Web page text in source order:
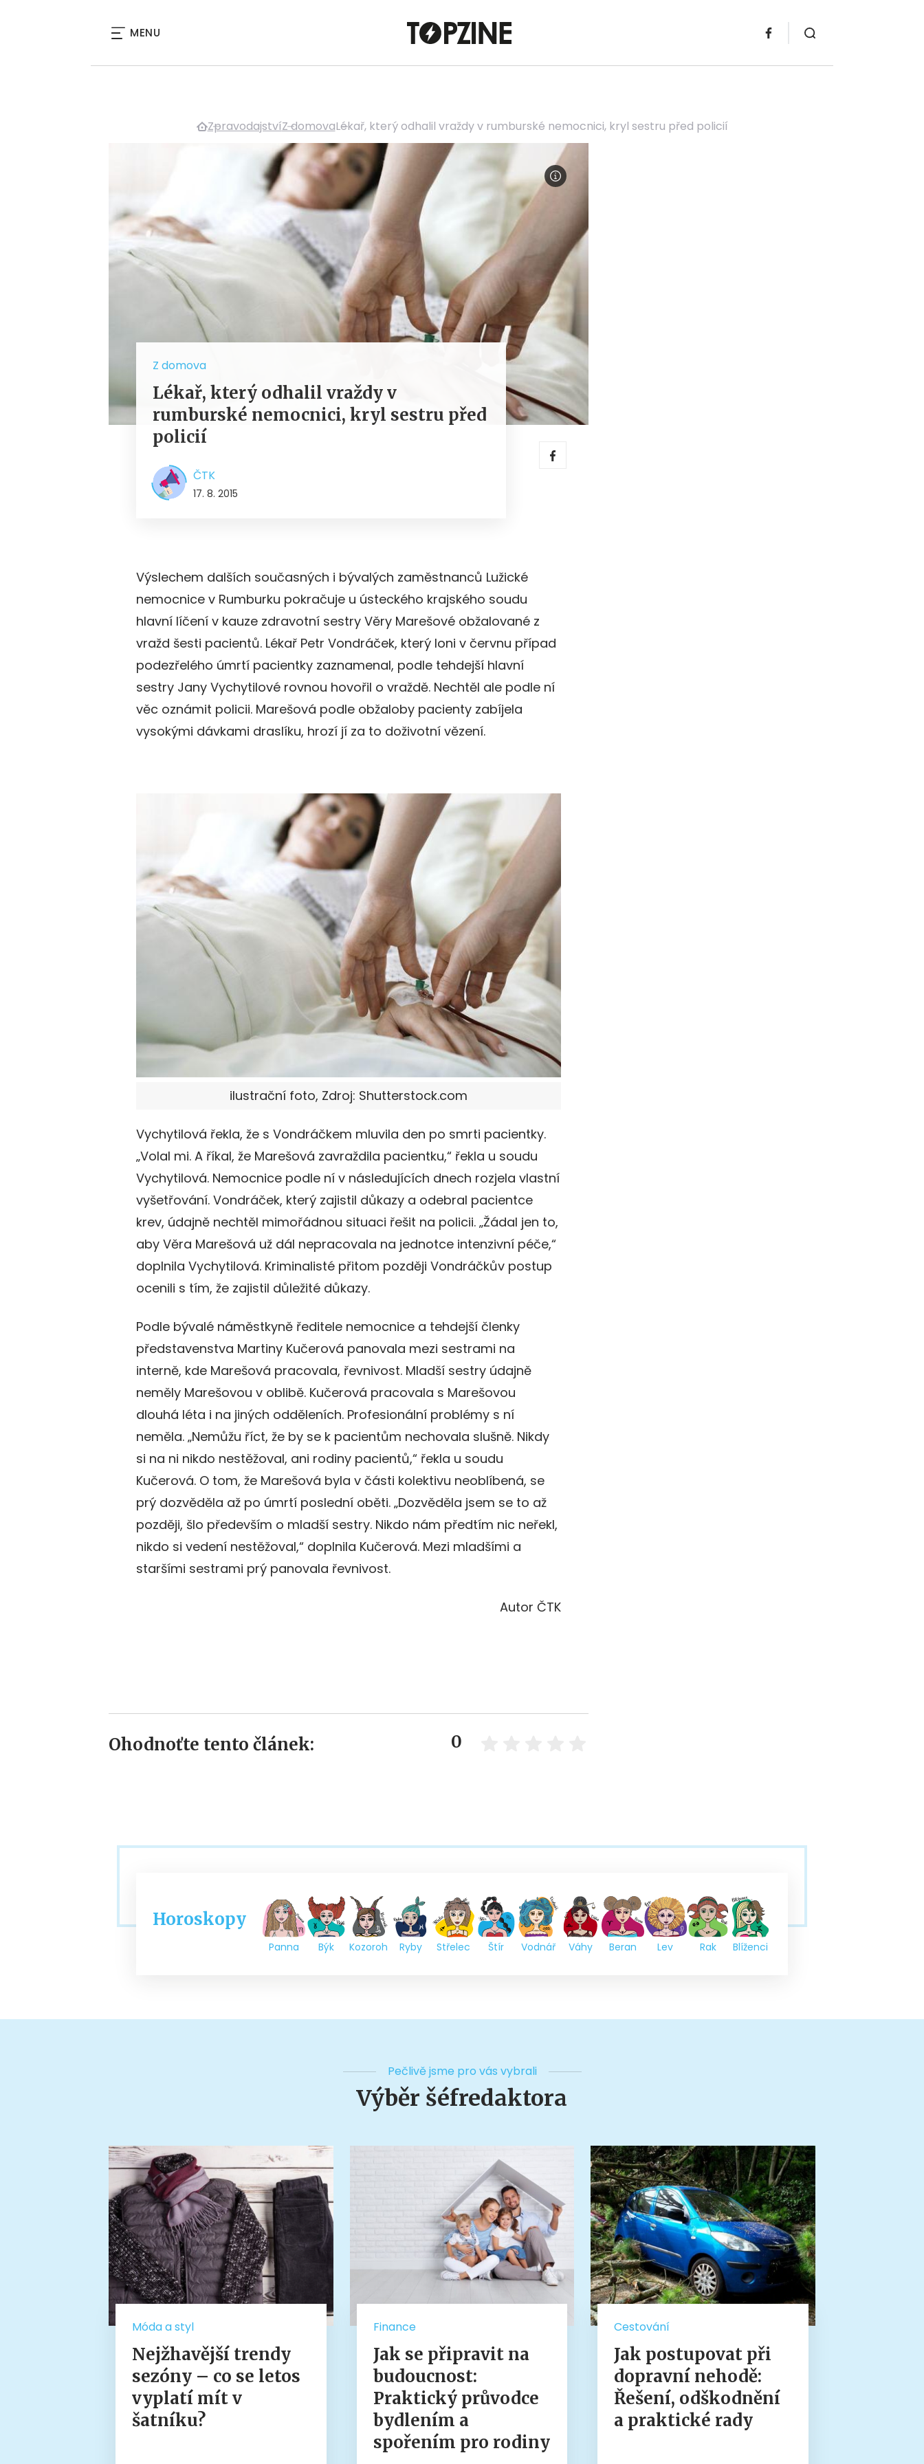
MENU
ZpravodajstvíZ domovaLékař, který odhalil vraždy v rumburské nemocnici, kryl sestru před policií
Z domova
Lékař, který odhalil vraždy v
rumburské nemocnici, kryl sestru před
policií
ČTK
17. 8. 2015
Výslechem dalších současných i bývalých zaměstnanců Lužické
nemocnice v Rumburku pokračuje u ústeckého krajského soudu
hlavní líčení v kauze zdravotní sestry Věry Marešové obžalované z
vražd šesti pacientů. Lékař Petr Vondráček, který loni v červnu případ
podezřelého úmrtí pacientky zaznamenal, podle tehdejší hlavní
sestry Jany Vychytilové rovnou hovořil o vraždě. Nechtěl ale podle ní
věc oznámit policii. Marešová podle obžaloby pacienty zabíjela
vysokými dávkami draslíku, hrozí jí za to doživotní vězení.
ilustrační foto, Zdroj: Shutterstock.com
Vychytilová řekla, že s Vondráčkem mluvila den po smrti pacientky.
„Volal mi. A říkal, že Marešová zavraždila pacientku,“ řekla u soudu
Vychytilová. Nemocnice podle ní v následujících dnech rozjela vlastní
vyšetřování. Vondráček, který zajistil důkazy a odebral pacientce
krev, údajně nechtěl mimořádnou situaci řešit na policii. „Žádal jen to,
aby Věra Marešová už dál nepracovala na jednotce intenzivní péče,“
doplnila Vychytilová. Kriminalisté přitom později Vondráčkův postup
ocenili s tím, že zajistil důležité důkazy.
Podle bývalé náměstkyně ředitele nemocnice a tehdejší členky
představenstva Martiny Kučerová panovala mezi sestrami na
interně, kde Marešová pracovala, řevnivost. Mladší sestry údajně
neměly Marešovou v oblibě. Kučerová pracovala s Marešovou
dlouhá léta i na jiných odděleních. Profesionální problémy s ní
neměla. „Nemůžu říct, že by se k pacientům nechovala slušně. Nikdy
si na ni nikdo nestěžoval, ani rodiny pacientů,“ řekla u soudu
Kučerová. O tom, že Marešová byla v části kolektivu neoblíbená, se
prý dozvěděla až po úmrtí poslední oběti. „Dozvěděla jsem se to až
později, šlo především o mladší sestry. Nikdo nám předtím nic neřekl,
nikdo si vedení nestěžoval,“ doplnila Kučerová. Mezi mladšími a
staršími sestrami prý panovala řevnivost.
Autor ČTK
Ohodnoťte tento článek: 0
Horoskopy
Panna Býk Kozoroh Ryby Střelec Štír Vodnář Váhy Beran Lev Rak Blíženci
Pečlivě jsme pro vás vybrali
Výběr šéfredaktora
Móda a styl
Nejžhavější trendy
sezóny – co se letos
vyplatí mít v
šatníku?
Finance
Jak se připravit na
budoucnost:
Praktický průvodce
bydlením a
spořením pro rodiny
Cestování
Jak postupovat při
dopravní nehodě:
Řešení, odškodnění
a praktické rady